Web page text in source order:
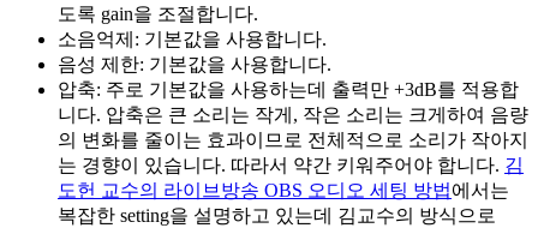
도록 gain을 조절합니다.
소음억제: 기본값을 사용합니다.
음성 제한: 기본값을 사용합니다.
압축: 주로 기본값을 사용하는데 출력만 +3dB를 적용합
니다. 압축은 큰 소리는 작게, 작은 소리는 크게하여 음량
의 변화를 줄이는 효과이므로 전체적으로 소리가 작아지
는 경향이 있습니다. 따라서 약간 키워주어야 합니다. 김
도헌 교수의 라이브방송 OBS 오디오 세팅 방법에서는
복잡한 setting을 설명하고 있는데 김교수의 방식으로